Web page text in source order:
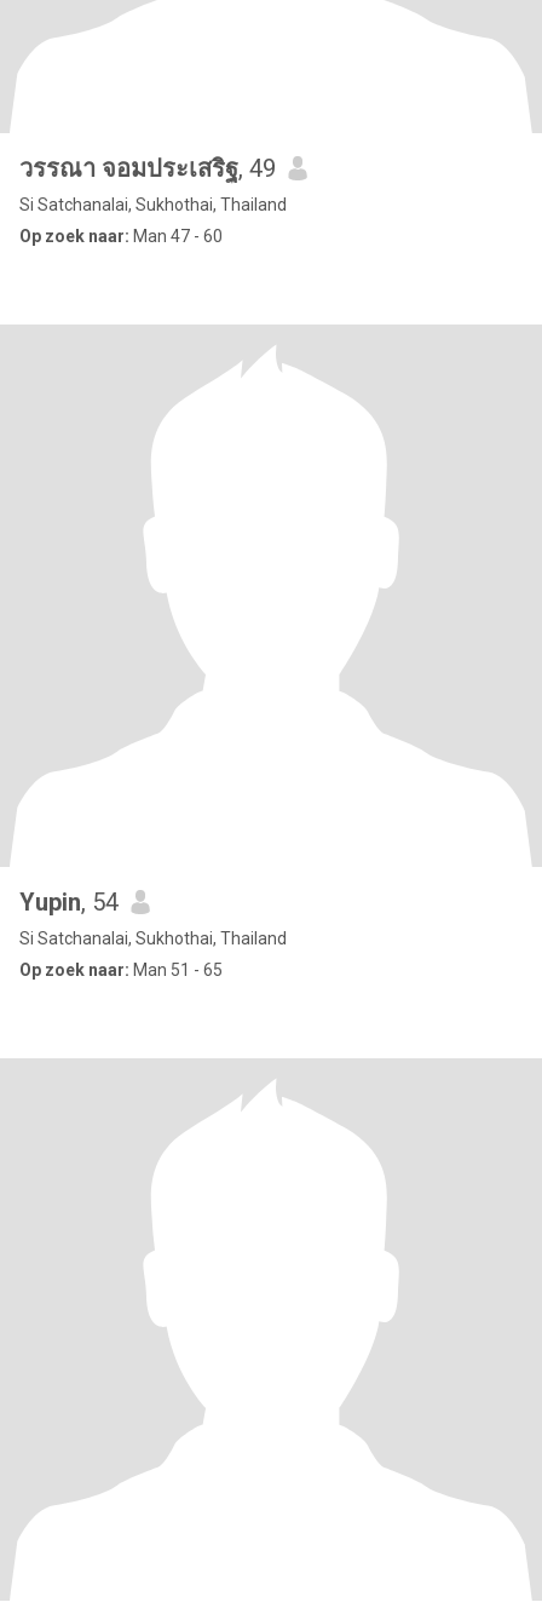
วรรณา จอมประเสริฐ, 49
Si Satchanalai, Sukhothai, Thailand
Op zoek naar: Man 47 - 60
Yupin, 54
Si Satchanalai, Sukhothai, Thailand
Op zoek naar: Man 51 - 65